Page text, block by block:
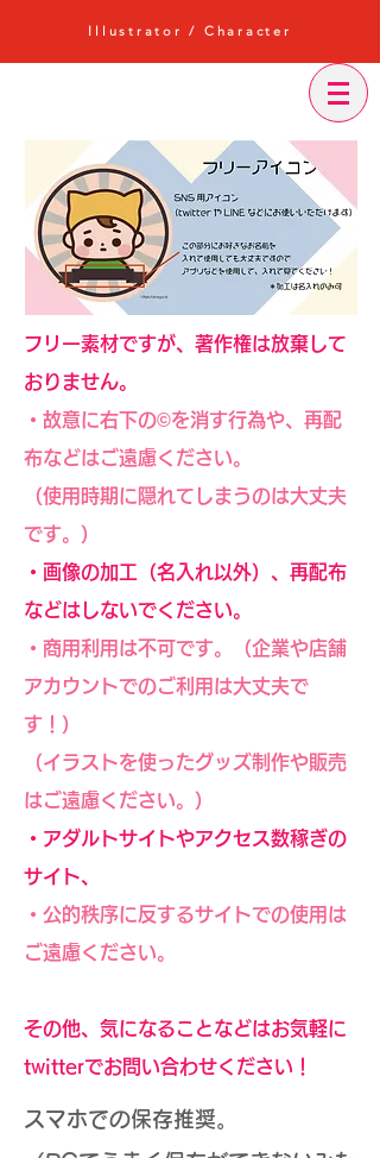
Illustrator / Character
フリー素材ですが、著作権は放棄して
おりません。
・故意に右下の©︎を消す行為や、再配
布などはご遠慮ください。
（使用時期に隠れてしまうのは大丈夫
です。）
・画像の加工（名入れ以外）、再配布
などはしないでください。
・商用利用は不可です。（企業や店舗
アカウントでのご利用は大丈夫で
す！）
（イラストを使ったグッズ制作や販売
はご遠慮ください。）
・アダルトサイトやアクセス数稼ぎの
サイト、
・公的秩序に反するサイトでの使用は
ご遠慮ください。
その他、気になることなどはお気軽に
twitterでお問い合わせください！
スマホでの保存推奨。